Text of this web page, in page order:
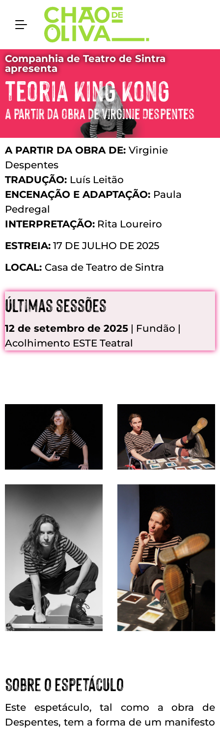
Companhia de Teatro de Sintra
apresenta
Teoria King Kong
A partir da obra de Virginie Despentes
A PARTIR DA OBRA DE: Virginie
Despentes
TRADUÇÃO: Luís Leitão
ENCENAÇÃO E ADAPTAÇÃO: Paula
Pedregal
INTERPRETAÇÃO: Rita Loureiro
ESTREIA: 17 DE JULHO DE 2025
LOCAL: Casa de Teatro de Sintra
Últimas sessões
12 de setembro de 2025 | Fundão |
Acolhimento ESTE Teatral
Sobre o espetáculo
Este espetáculo, tal como a obra de
Despentes, tem a forma de um manifesto